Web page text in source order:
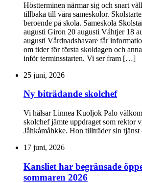
Höstterminen närmar sig och snart
tillbaka till våra sameskolor.
beroende på skola. Sameskola
augusti Giron 20 augusti Váhtjer 18
augusti Vårdnadshavare får
om tider för första skoldagen och
inför terminsstarten. Vi ser fram […]
25 juni, 2026
Ny biträdande skolchef
Vi hälsar Linnea Kuoljok Palo
skolchef jämte uppdraget som rektor
Jåhkåmåhkke. Hon tillträder sin tjänst
17 juni, 2026
Kansliet har begränsade
sommaren 2026